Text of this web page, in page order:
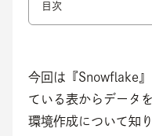
目次
今回は『Snowflake
ている表からデータ
環境作成について知